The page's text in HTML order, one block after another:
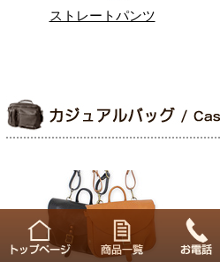
ストレートパンツ